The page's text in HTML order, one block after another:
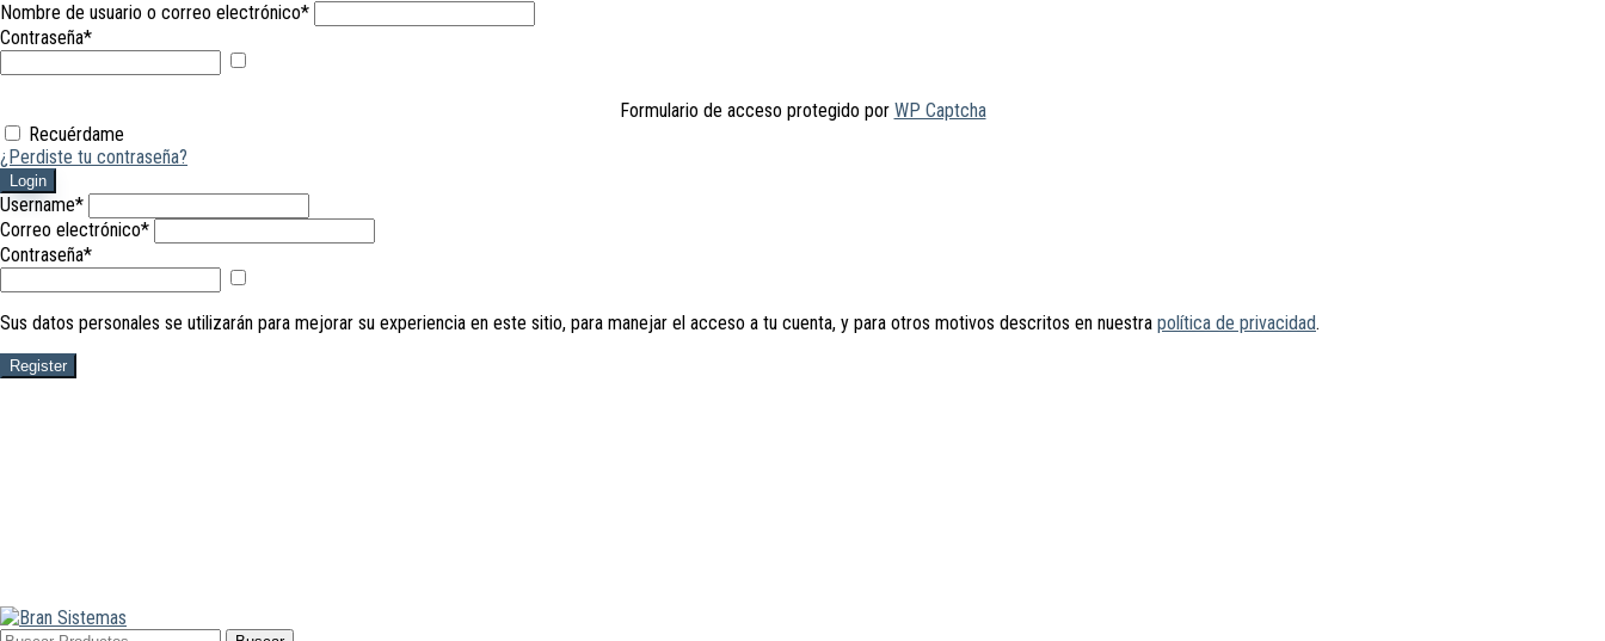
Nombre de usuario o correo electrónico*
Contraseña*
Formulario de acceso protegido por WP Captcha
Recuérdame
¿Perdiste tu contraseña?
Login
Username*
Correo electrónico*
Contraseña*
Sus datos personales se utilizarán para mejorar su experiencia en este sitio, para manejar el acceso a tu cuenta, y para otros motivos descritos en nuestra política de privacidad.
Register